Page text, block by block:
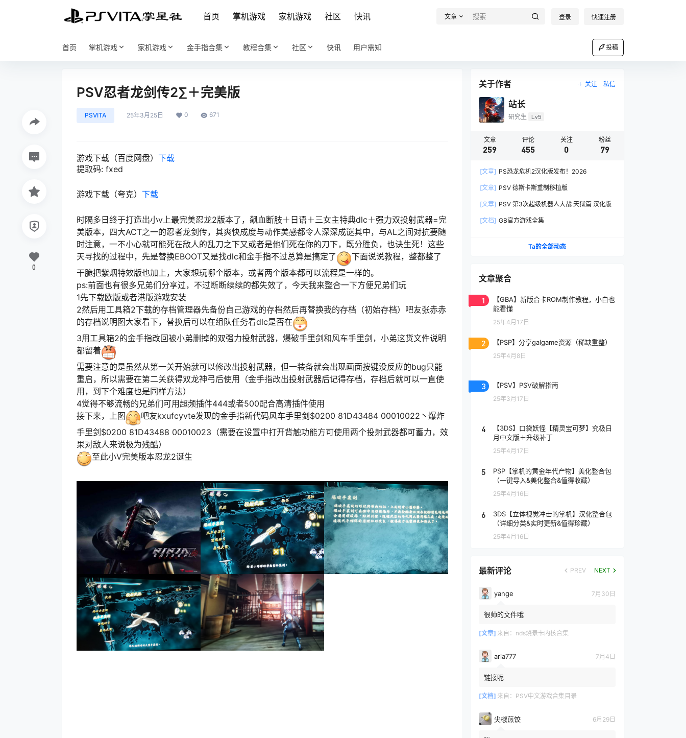
首页 掌机游戏 家机游戏 社区 快讯 文章 登录 快速注册
首页 掌机游戏 家机游戏 金手指合集 教程合集 社区 快讯 用户需知 投稿
PSV忍者龙剑传2∑＋完美版
PSVITA 25年3月25日 0 671
游戏下载（百度网盘） 下载
提取码: fxed
游戏下载（夸克） 下载
时隔多日终于打造出小v上最完美忍龙2版本了，飙血断肢＋日语＋三女主特典dlc＋强力双投射武器=完
美版本，四大ACT之一的忍者龙剑传，其爽快成度与动作美感都令人深深成谜其中，与AL之间对抗要随
时注意，一不小心就可能死在敌人的乱刀之下又或者是他们死在你的刀下，既分胜负，也诀生死！这些
天寻找的过程中，先是替换EBOOT又是找dlc和金手指不过总算是搞定了
下面说说教程，整都整了
干脆把紫烟特效版也加上，大家想玩哪个版本，或者两个版本都可以流程是一样的。
ps:前面也有很多兄弟们分享过，不过断断续续的都失效了，今天我来整合一下方便兄弟们玩
1先下载欧版或者港版游戏安装
2然后用工具箱2下载的存档管理器先备份自己游戏的存档然后再替换我的存档（初始存档）吧友张赤赤
的存档说明图大家看下，替换后可以在组队任务看dlc是否在
3用工具箱2的金手指改回被小弟删掉的双强力投射武器，爆破手里剑和风车手里剑，小弟这货文件说明
都留着
需要注意的是虽然从第一关开始就可以修改出投射武器，但一装备就会出现画面按键没反应的bug只能
重启，所以需要在第二关获得双龙神弓后使用（金手指改出投射武器后记得存档，存档后就可以一直使
用，到下个难度也是同样方法）
4觉得不够流畅的兄弟们可用超频插件444或者500配合高清插件使用
接下来，上图
吧友kxufcyvte发现的金手指新代码风车手里剑$0200 81D43484 00010022丶爆炸
手里剑$0200 81D43488 00010023（需要在设置中打开背触功能方可使用两个投射武器都可蓄力，效
果对敌人来说极为残酷）
至此小V完美版本忍龙2诞生
0
关于作者 关注 私信
站长
研究生 Lv5
文章
259
评论
455
关注
0
粉丝
79
[文章] PS恐龙危机2汉化版发布！2026
[文章] PSV 德斯卡斯重制移植版
[文章] PSV 第3次超级机器人大战 天狱篇 汉化版
[文档] GB官方游戏全集
Ta的全部动态
文章聚合
1
【GBA】新版合卡ROM制作教程，小白也
能看懂
25年4月17日
2 【PSP】分享galgame资源（稀缺重整）
25年4月8日
3 【PSV】PSV破解指南
25年3月17日
4
【3DS】口袋妖怪【精灵宝可梦】究极日
月中文版＋升级补丁
25年4月17日
5
PSP【掌机的黄金年代产物】美化整合包
（一键导入&美化整合&值得收藏）
25年4月16日
6
3DS【立体视觉冲击的掌机】汉化整合包
（详细分类&实时更新&值得珍藏）
25年4月16日
最新评论 PREV NEXT
yange 7月30日
很帅的文件哦
[文章] 来自： nds烧录卡内核合集
aria777 7月4日
链接呢
[文档] 来自： PSV中文游戏合集目录
尖椒煎饺 6月29日